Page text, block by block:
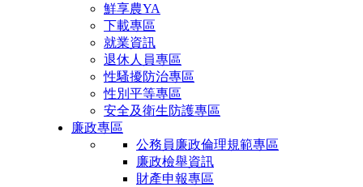
鮮享農YA
下載專區
就業資訊
退休人員專區
性騷擾防治專區
性別平等專區
安全及衛生防護專區
廉政專區
公務員廉政倫理規範專區
廉政檢舉資訊
財產申報專區